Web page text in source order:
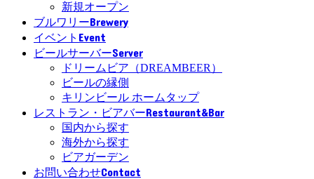
新規オープン
ブルワリーBrewery
イベント Event
ビールサーバーServer
ドリームビア（DREAMBEER）
ビールの縁側
キリンビール ホームタップ
レストラン・ビアバーRestaurant&Bar
国内から探す
海外から探す
ビアガーデン
お問い合わせContact